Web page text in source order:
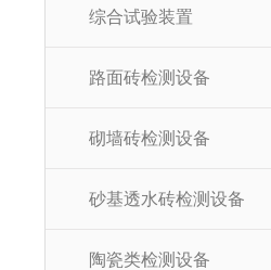
综合试验装置
路面砖检测设备
砌墙砖检测设备
砂基透水砖检测设备
陶瓷类检测设备